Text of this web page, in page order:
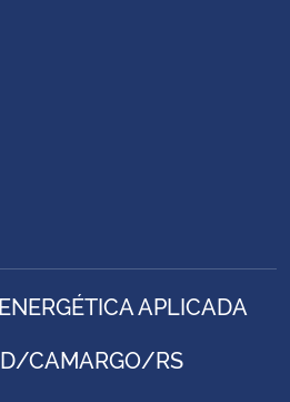
APLICADA
CAMARGO/RS